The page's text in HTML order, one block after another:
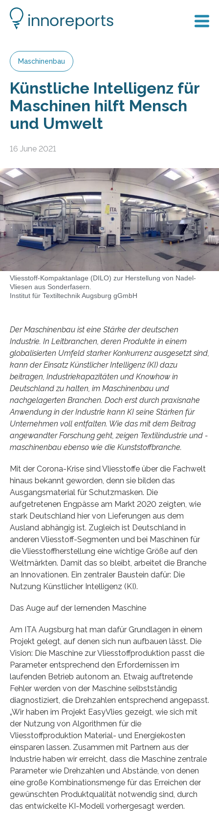
Maschinenbau
Künstliche Intelligenz für
Maschinen hilft Mensch
und Umwelt
16 June 2021
Vliesstoff-Kompaktanlage (DILO) zur Herstellung von Nadel-
Vliesen aus Sonderfasern.
Institut für Textiltechnik Augsburg gGmbH
Der Maschinenbau ist eine Stärke der deutschen
Industrie. In Leitbranchen, deren Produkte in einem
globalisierten Umfeld starker Konkurrenz ausgesetzt sind,
kann der Einsatz Künstlicher Intelligenz (KI) dazu
beitragen, Industriekapazitäten und Knowhow in
Deutschland zu halten, im Maschinenbau und
nachgelagerten Branchen. Doch erst durch praxisnahe
Anwendung in der Industrie kann KI seine Stärken für
Unternehmen voll entfalten. Wie das mit dem Beitrag
angewandter Forschung geht, zeigen Textilindustrie und -
maschinenbau ebenso wie die Kunststoffbranche.
Mit der Corona-Krise sind Vliesstoffe über die Fachwelt
hinaus bekannt geworden, denn sie bilden das
Ausgangsmaterial für Schutzmasken. Die
aufgetretenen Engpässe am Markt 2020 zeigten, wie
stark Deutschland hier von Lieferungen aus dem
Ausland abhängig ist. Zugleich ist Deutschland in
anderen Vliesstoff-Segmenten und bei Maschinen für
die Vliesstoffherstellung eine wichtige Größe auf den
Weltmärkten. Damit das so bleibt, arbeitet die Branche
an Innovationen. Ein zentraler Baustein dafür: Die
Nutzung Künstlicher Intelligenz (KI).
Das Auge auf der lernenden Maschine
Am ITA Augsburg hat man dafür Grundlagen in einem
Projekt gelegt, auf denen sich nun aufbauen lässt. Die
Vision: Die Maschine zur Vliesstoffproduktion passt die
Parameter entsprechend den Erfordernissen im
laufenden Betrieb autonom an. Etwaig auftretende
Fehler werden von der Maschine selbstständig
diagnostiziert, die Drehzahlen entsprechend angepasst.
„Wir haben im Projekt EasyVlies gezeigt, wie sich mit
der Nutzung von Algorithmen für die
Vliesstoffproduktion Material- und Energiekosten
einsparen lassen. Zusammen mit Partnern aus der
Industrie haben wir erreicht, dass die Maschine zentrale
Parameter wie Drehzahlen und Abstände, von denen
eine große Kombinationsmenge für das Erreichen der
gewünschten Produktqualität notwendig sind, durch
das entwickelte KI-Modell vorhergesagt werden.